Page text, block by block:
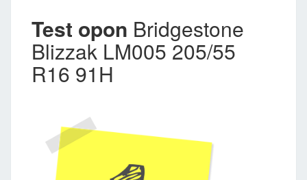
Test opon Bridgestone
Blizzak LM005 205/55
R16 91H